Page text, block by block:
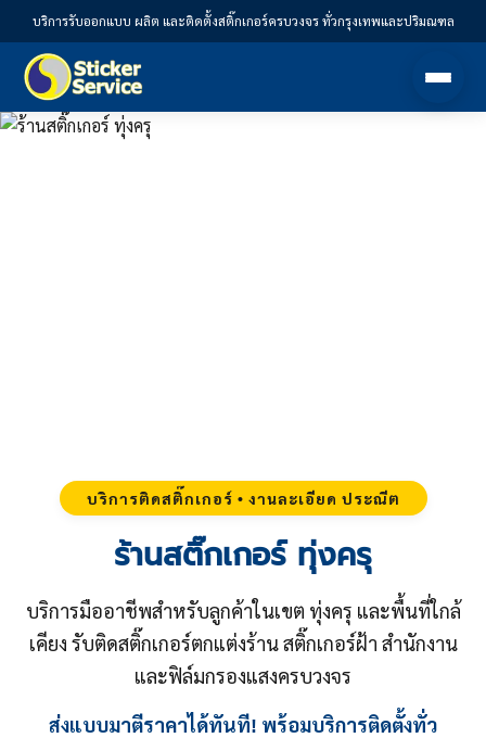
บริการรับออกแบบ ผลิต และติดตั้งสติ๊กเกอร์ครบวงจร ทั่วกรุงเทพและปริมณฑล
บริการติดสติ๊กเกอร์ • งานละเอียด ประณีต
ร้านสติ๊กเกอร์ ทุ่งครุ
บริการมืออาชีพสำหรับลูกค้าในเขต ทุ่งครุ และพื้นที่ใกล้
เคียง รับติดสติ๊กเกอร์ตกแต่งร้าน สติ๊กเกอร์ฝ้า สำนักงาน
และฟิล์มกรองแสงครบวงจร
ส่งแบบมาตีราคาได้ทันที! พร้อมบริการติดตั้งทั่ว